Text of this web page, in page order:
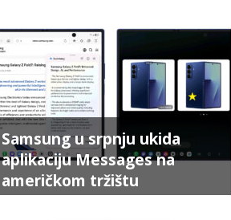
Samsung u srpnju ukida
aplikaciju Messages na
američkom tržištu